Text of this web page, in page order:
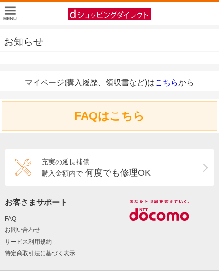
お知らせ
マイページ(購入履歴、領収書など)はこちらから
FAQはこちら
充実の延長補償
購入金額内で 何度でも修理OK
お客さまサポート
FAQ
お問い合わせ
サービス利用規約
特定商取引法に基づく表示